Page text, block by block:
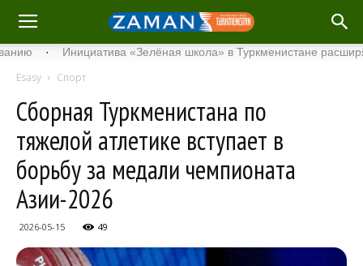
· Инициатива «Зелёная школа» в Туркменистане расширяет свой
Esasy Спорт
Сборная Туркменистана по
тяжелой атлетике вступает в
борьбу за медали чемпионата
Азии-2026
2026-05-15 49